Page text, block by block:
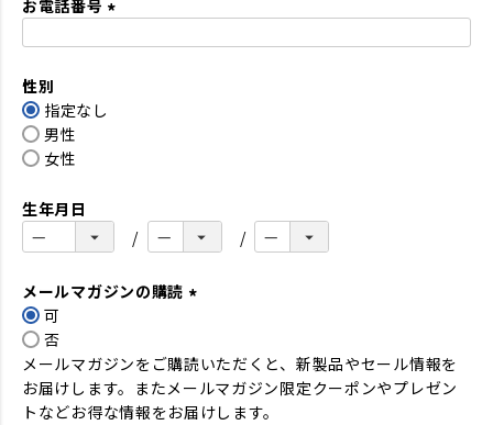
お電話番号
性別
指定なし
男性
女性
生年月日
メールマガジンの購読
須
)
可
否
メールマガジンをご購読いただくと、新製品やセール情報を
お届けします。またメールマガジン限定クーポンやプレゼン
トなどお得な情報をお届けします。